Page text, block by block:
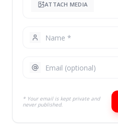
ATTACH MEDIA
* Your email is kept private and
never published.